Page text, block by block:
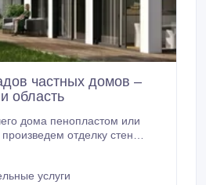
частных домов –
область
дома пенопластом или
короед, шуба,
уникальное
услуги